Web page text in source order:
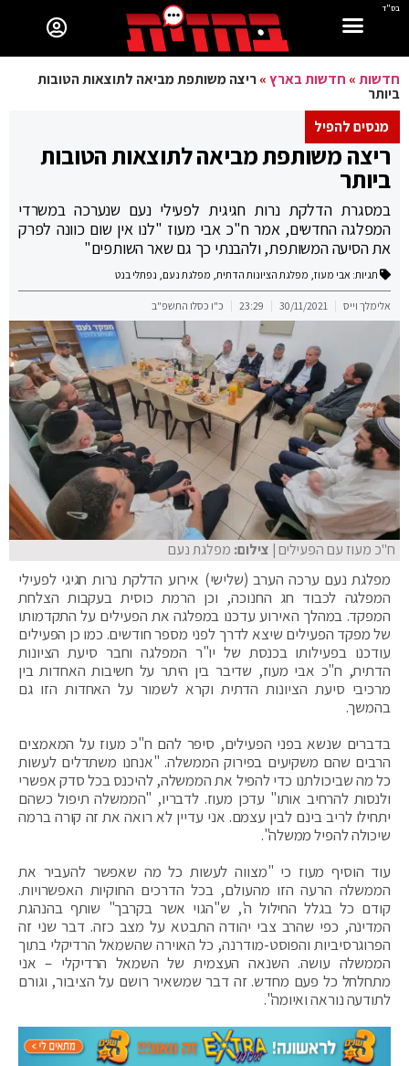
בס"ד
חדשות» חדשות בארץ»ריצה משותפת מביאה לתוצאות הטובות
ביותר
מנסים להפיל
ריצה משותפת מביאה לתוצאות הטובות
ביותר
במסגרת הדלקת נרות חגיגית לפעילי נעם שנערכה במשרדי
המפלגה החדשים, אמר ח"כ אבי מעוז "לנו אין שום כוונה לפרק
את הסיעה המשותפת, ולהבנתי כך גם שאר השותפים"
תגיות: אבי מעוז, מפלגת הציונות הדתית, מפלגת נעם, נפתלי בנט
אלימלך וייס 30/11/2021
23:29 כ"ו כסלו התשפ"ב
ח"כ מעוז עם הפעילים | צילום: מפלגת נעם
מפלגת נעם ערכה הערב (שלישי) אירוע הדלקת נרות חגיגי לפעילי
המפלגה לכבוד חג החנוכה, וכן הרמת כוסית בעקבות הצלחת
המפקד. במהלך האירוע עדכנו במפלגה את הפעילים על התקדמותו
של מפקד הפעילים שיצא לדרך לפני מספר חודשים. כמו כן הפעילים
עודכנו בפעילותו בכנסת של יו"ר המפלגה וחבר סיעת הציונות
הדתית, ח"כ אבי מעוז, שדיבר בין היתר על חשיבות האחדות בין
מרכיבי סיעת הציונות הדתית וקרא לשמור על האחדות הזו גם
בהמשך.
בדברים שנשא בפני הפעילים, סיפר להם ח"כ מעוז על המאמצים
הרבים שהם משקיעים בפירוק הממשלה. "אנחנו משתדלים לעשות
כל מה שביכולתנו כדי להפיל את הממשלה, להיכנס בכל סדק אפשרי
ולנסות להרחיב אותו" עדכן מעוז. לדבריו, "הממשלה תיפול כשהם
יתחילו לריב בינם לבין עצמם. אני עדיין לא רואה את זה קורה ברמה
שיכולה להפיל ממשלה".
עוד הוסיף מעוז כי "מצווה לעשות כל מה שאפשר להעביר את
הממשלה הרעה הזו מהעולם, בכל הדרכים החוקיות האפשרויות.
קודם כל בגלל החילול ה', ש"הגוי אשר בקרבך" שותף בהנהגת
המדינה, כפי שהרב צבי יהודה התבטא על מצב כזה. דבר שני זה
הפרוגרסיביות והפוסט-מודרנה, כל האוירה שהשמאל הרדיקלי בתוך
הממשלה עושה. השנאה העצמית של השמאל הרדיקלי – אני
מתחלחל כל פעם מחדש. זה דבר שמשאיר רושם על הציבור, וגורם
לתודעה נוראה ואיומה".